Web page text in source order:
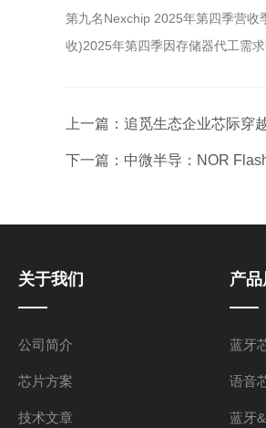
第九名Nexchip 2025年第四季营收
收)2025年第四季因存储器代工需
上一篇： 追觅生态企业芯际穿
下一篇： 中微半导：NOR
关于我们
公司简介
芯片方案
技术文章
产
蓝牙
语音
蓝牙